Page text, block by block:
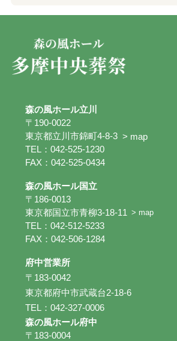
森の風ホール立川
〒190-0022
東京都立川市錦町4-8-3 > map
TEL：042-525-1230
FAX：042-525-0434
森の風ホール国立
〒186-0013
東京都国立市青柳3-18-11
> map
TEL：042-512-5233
FAX：042-506-1284
府中営業所
〒183-0042
東京都府中市武蔵台2-18-6
TEL：042-327-0006
森の風ホール府中
〒183-0004